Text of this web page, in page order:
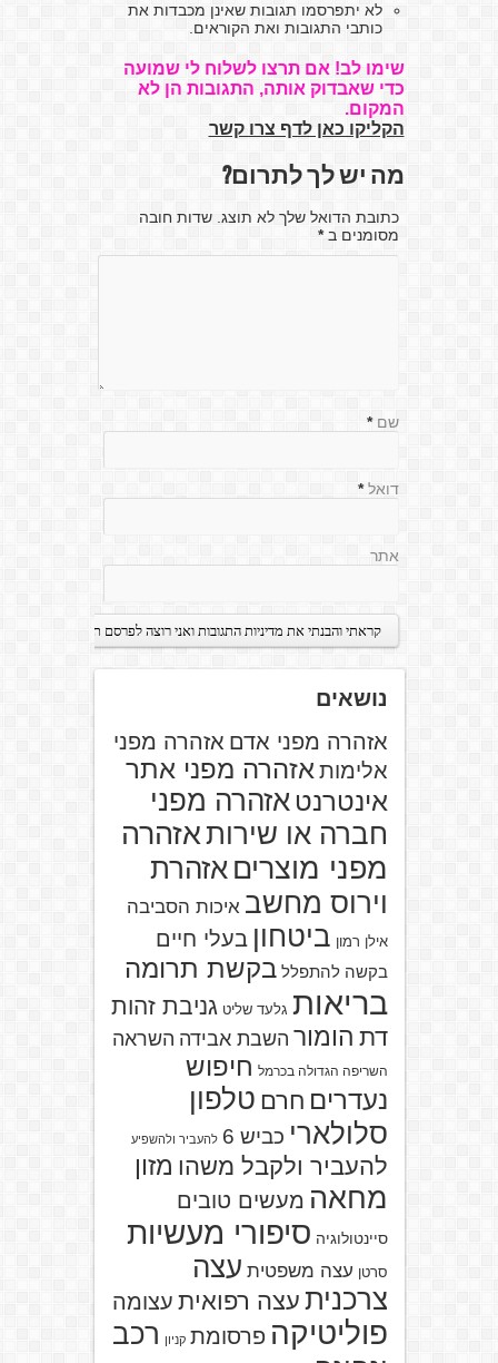
לא יתפרסמו תגובות שאינן מכבדות את
כותבי התגובות ואת הקוראים.
שימו לב! אם תרצו לשלוח לי שמועה
כדי שאבדוק אותה, התגובות הן לא
המקום.
הקליקו כאן לדף צרו קשר
מה יש לך לתרום?
כתובת הדואל שלך לא תוצג. שדות חובה
מסומנים ב*
שם *
דואל *
אתר
נושאים
אזהרה מפני אדם אזהרה מפני
אלימות אזהרה מפני אתר
אינטרנט אזהרה מפני
חברה או שירותאזהרה
מפני מוצרים אזהרת
וירוס מחשב איכות הסביבה
אילן רמון ביטחון בעלי חיים
בקשה להתפלל בקשת תרומה
בריאות גלעד שליט גניבת זהות
דת הומור השבת אבידה השראה
השריפה הגדולה בכרמל חיפוש
נעדרים חרם טלפון
סלולארי כביש 6 להעביר ולהשפיע
להעביר ולקבל משהו מזון
מחאה מעשים טובים
סיינטולוגיה סיפורי מעשיות
סרטן עצה משפטית עצה
צרכנית עצה רפואית עצומה
פוליטיקה פרסומת קניון רכב